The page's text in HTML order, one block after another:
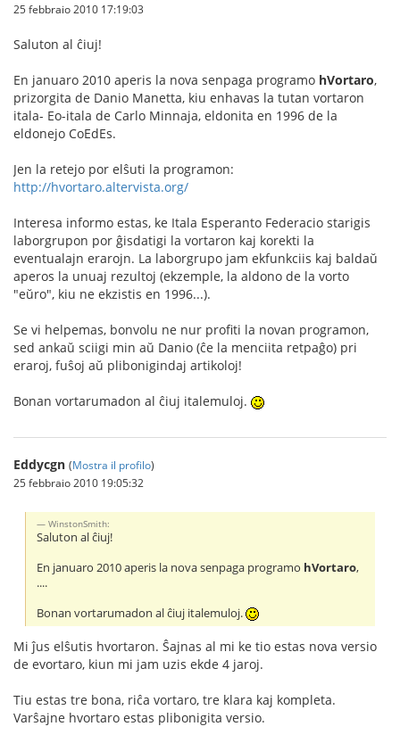
25 febbraio 2010 17:19:03
Saluton al ĉiuj!
En januaro 2010 aperis la nova senpaga programo hVortaro,
prizorgita de Danio Manetta, kiu enhavas la tutan vortaron
itala- Eo-itala de Carlo Minnaja, eldonita en 1996 de la
eldonejo CoEdEs.
Jen la retejo por elŝuti la programon:
http://hvortaro.altervista.org/
Interesa informo estas, ke Itala Esperanto Federacio starigis
laborgrupon por ĝisdatigi la vortaron kaj korekti la
eventualajn erarojn. La laborgrupo jam ekfunkciis kaj baldaŭ
aperos la unuaj rezultoj (ekzemple, la aldono de la vorto
"eŭro", kiu ne ekzistis en 1996...).
Se vi helpemas, bonvolu ne nur profiti la novan programon,
sed ankaŭ sciigi min aŭ Danio (ĉe la menciita retpaĝo) pri
eraroj, fuŝoj aŭ plibonigindaj artikoloj!
Bonan vortarumadon al ĉiuj italemuloj.
Eddycgn (Mostra il profilo)
25 febbraio 2010 19:05:32
WinstonSmith:
Saluton al ĉiuj!
En januaro 2010 aperis la nova senpaga programo hVortaro,
....
Bonan vortarumadon al ĉiuj italemuloj.
Mi ĵus elŝutis hvortaron. Ŝajnas al mi ke tio estas nova versio
de evortaro, kiun mi jam uzis ekde 4 jaroj.
Tiu estas tre bona, riĉa vortaro, tre klara kaj kompleta.
Varŝajne hvortaro estas plibonigita versio.